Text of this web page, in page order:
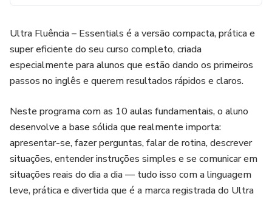
Ultra Fluência – Essentials é a versão compacta, prática e
super eficiente do seu curso completo, criada
especialmente para alunos que estão dando os primeiros
passos no inglês e querem resultados rápidos e claros.
Neste programa com as 10 aulas fundamentais, o aluno
desenvolve a base sólida que realmente importa:
apresentar-se, fazer perguntas, falar de rotina, descrever
situações, entender instruções simples e se comunicar em
situações reais do dia a dia — tudo isso com a linguagem
leve, prática e divertida que é a marca registrada do Ultra